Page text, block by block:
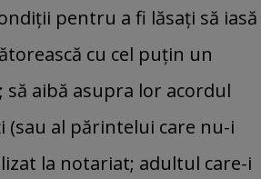
pentru a fi lăsaţi să iasă
cu cel puţin un
aibă asupra lor acordul
al părintelui care nu-i
la notariat; adultul care-i